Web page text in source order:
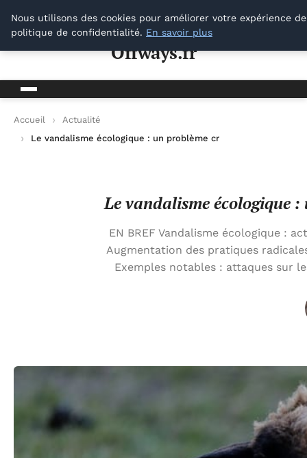
Offways.fr
Offways.fr
Accueil
Actualité
Le vandalisme écologique : un problème croissant pour notre
Le vandalisme écologique
EN BREF Vandalisme écologique :
Augmentation des pratiques
Exemples notables : attaques sur
Nous utilisons des cookies pour améliorer votre expérience
politique de confidentialité. En savoir plus